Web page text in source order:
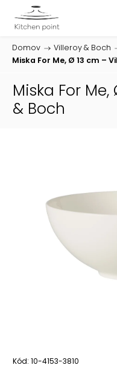
Domov / Villeroy & Boch /
Miska For Me, Ø 13 cm –
Miska For
& Boch
Kód: 10-4153-3810